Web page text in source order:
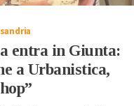
entra in Giunta:
a Urbanistica,